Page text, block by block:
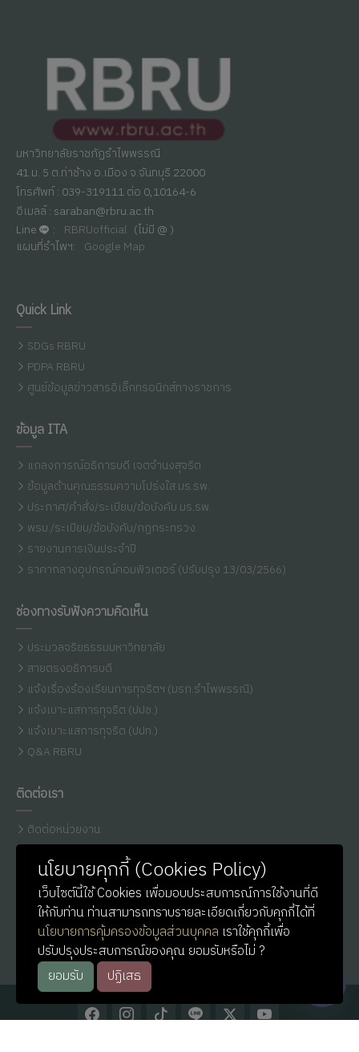
มหาวิทยาลัยราชภัฏรำไพพรรณี
41 ม. 5 ต.ท่าช้าง อ.เมือง จ.จันทบุรี 22000
โทรศัพท์ : 039-319111 ต่อ 0,10164-6
อีเมลล์ : saraban@rbru.ac.th
Line
: RBRUofficial (ไม่มี @ )
แผนที่รำไพฯ: Google Map
Quick Link
SDGs RBRU
PDPA RBRU
ศูนย์ข้อมูลข่าวสารอิเล็กทรอนิกส์ทางราชการ
ข้อมูล ITA
แถลงการณ์อธิการบดี เจตจำนงสุจริต
ข้อมูลด้านคุณธรรมความโปร่งใส มร.รพ.
ประกาศ/คำสั่ง/ระเบียบ/ข้อบังคับ มร.รพ.
พรบ./ระเบียบ/ข้อบังคับ/กฏกระทรวง
รายงานการเงินประจำปี
ราคากลางอุปกรณ์คอมพิวเตอร์ (ปรับปรุง 13/03/2566)
ช่องทางรับฟังความคิดเห็น
ประมวลจริยธรรมมหาวิทยาลัย
สายตรงอธิการบดี
แจ้งเรื่องร้องเรียนการทุจริตฯ (มรภ.รำไพพรรณี)
แจ้งเบาะแสการทุจริต (ปปช.)
แจ้งเบาะแสการทุจริต (ปปท.)
Q&A RBRU
ติดต่อเรา
ติดต่อหน่วยงาน
เบอร์โทรศัพท์
แผนที่รำไพฯ
ติดต่อ ม.รำไพพรรณี (Line)
ติดต่อ IT-Support
หน่วยประชาสัมพันธ์
นโยบายคุกกี้ (Cookies Policy)
เว็บไซต์นี้ใช้ Cookies เพื่อมอบประสบการณ์การใช้งานที่ดี
ให้กับท่าน ท่านสามารถทราบรายละเอียดเกี่ยวกับคุกกี้ได้ที่
นโยบายการคุ้มครองข้อมูลส่วนบุคคล เราใช้คุกกี้เพื่อ
ปรับปรุงประสบการณ์ของคุณ ยอมรับหรือไม่ ?
ยอมรับ
ปฏิเสธ